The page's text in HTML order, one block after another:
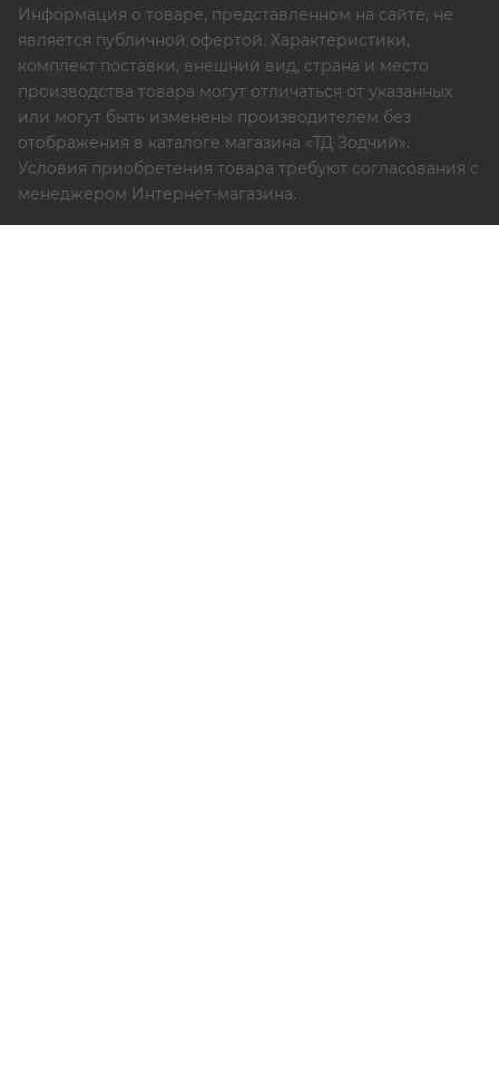
Информация о товаре, представленном на сайте, не
является публичной офертой. Характеристики,
комплект поставки, внешний вид, страна и место
производства товара могут отличаться от указанных
или могут быть изменены производителем без
отображения в каталоге магазина «ТД Зодчий».
Условия приобретения товара требуют согласования с
менеджером Интернет-магазина.